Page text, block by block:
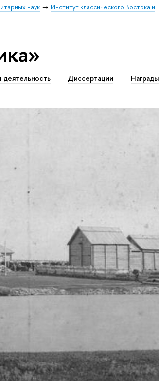
наук
Институт классического Востока и
деятельность Диссертации Награды